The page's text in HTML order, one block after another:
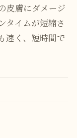
皮膚にダメージ
タイムが短縮さ
速く、短時間で